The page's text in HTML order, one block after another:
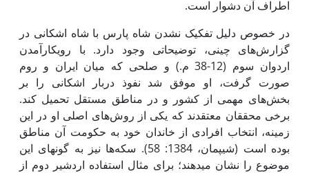
اطراف آن دشوار است.
در خصوص دلیل تفکیک نشدن شاه پارس با شاه اشکانی در
گزارش‌های چینی، توضیحاتی وجود دارد. با روی­کار­آمدن
اردوان سوم (12-38 م.) و صلحی که میان ایران و روم
صورت گرفت، او موفق شد نفوذ دربار اشکانی را بر
بخش‌های مهمی از کشور و در مناطق مستقل تحمیل کند.
برخی محققان معتقدند که یکی از روش‌های اصلی او در این
زمینه، انتخاب افرادی از خاندان خود به حکومت آن مناطق
بوده است (شیپمان، 1384: 58). سکه‌ها نیز به گونه­ای این
موضوع را نشان می­دهند؛ برای مثال استفاده اردشیر دوم از